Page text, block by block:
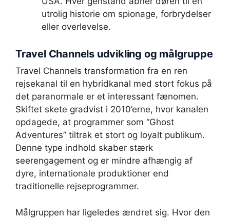
utrolig historie om spionage, forbrydelser
eller overlevelse.
Travel Channels udvikling og målgruppe
Travel Channels transformation fra en ren
rejsekanal til en hybridkanal med stort fokus på
det paranormale er et interessant fænomen.
Skiftet skete gradvist i 2010’erne, hvor kanalen
opdagede, at programmer som “Ghost
Adventures” tiltrak et stort og loyalt publikum.
Denne type indhold skaber stærk
seerengagement og er mindre afhængig af
dyre, internationale produktioner end
traditionelle rejseprogrammer.
Målgruppen har ligeledes ændret sig. Hvor den